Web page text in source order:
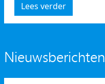
Lees verder
Nieuwsberichten